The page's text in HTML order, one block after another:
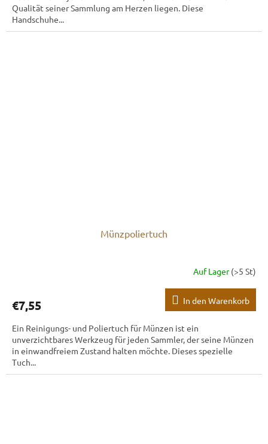
Qualität seiner Sammlung am Herzen liegen. Diese
Handschuhe...
Münzpoliertuch
Auf Lager(>5 St)
€7,55 In den Warenkorb
Ein Reinigungs- und Poliertuch für Münzen ist ein
unverzichtbares Werkzeug für jeden Sammler, der seine Münzen
in einwandfreiem Zustand halten möchte. Dieses spezielle
Tuch...